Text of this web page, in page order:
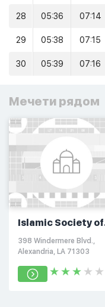
28 05:36 07:14
29 05:38 07:15
30 05:39 07:16
Мечети рядом
Islamic Society of
Central Louisiana
398 Windermere Blvd.,
Alexandria, LA 71303